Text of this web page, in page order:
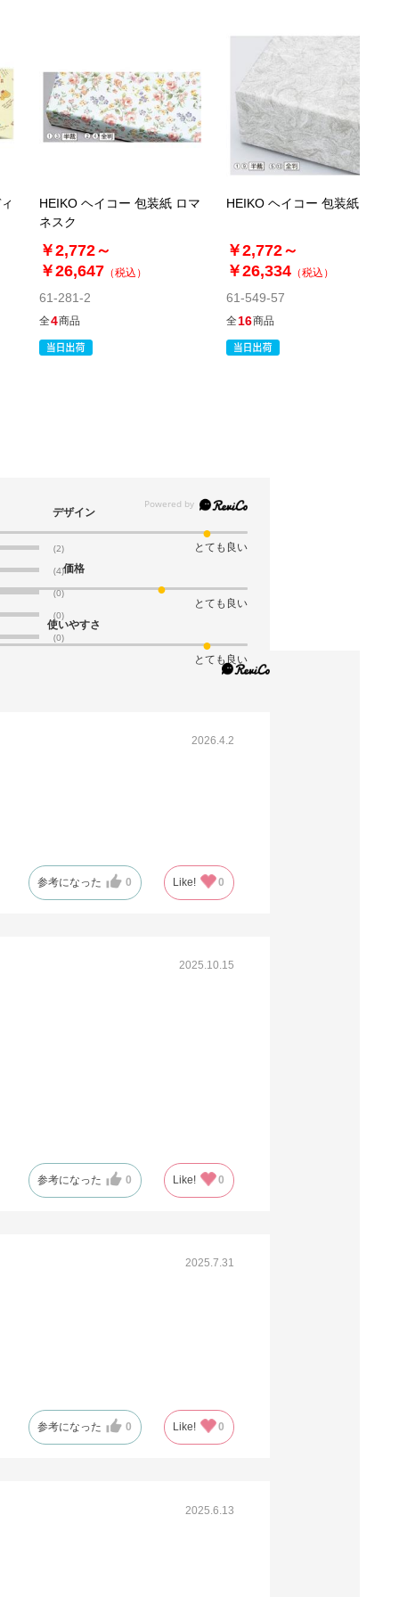
￥66.00
￥6,600
在庫あり〇
当日出荷
カートに入れる
61-279-7-8
税抜 ￥6,000 /単価
￥66.00
￥6,600
カートに入れる
￥32,604
08月21日頃の出荷
送料無料
税抜 ￥29,640 /単価
送料無料
61-279-7-14
(14). 全判 レッド(500枚)
HEIKO ヘイコー 包装紙 ロマ
ネスク
￥2,772～
￥26,647 （税込）
61-281-2
全4商品
HEIKO ヘイコー 包装紙 雲竜
￥2,772～
￥26,334 （税込）
61-549-57
全16商品
(2)
(4)
(0)
(0)
(0)
デザイン
とても良い
価格
とても良い
使いやすさ
とても良い
2026.4.2
参考になった 0 Like! 0
2025.10.15
参考になった 0 Like! 0
2025.7.31
参考になった 0 Like! 0
2025.6.13